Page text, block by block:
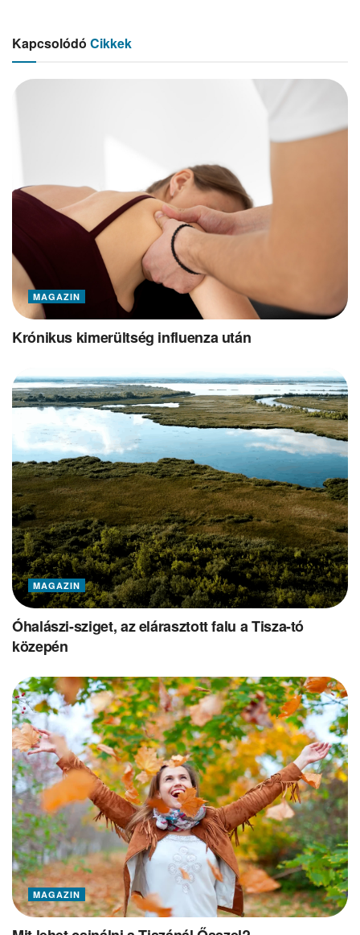
Kapcsolódó Cikkek
MAGAZIN
Krónikus kimerültség influenza után
MAGAZIN
Óhalászi-sziget, az elárasztott falu a Tisza-tó
közepén
MAGAZIN